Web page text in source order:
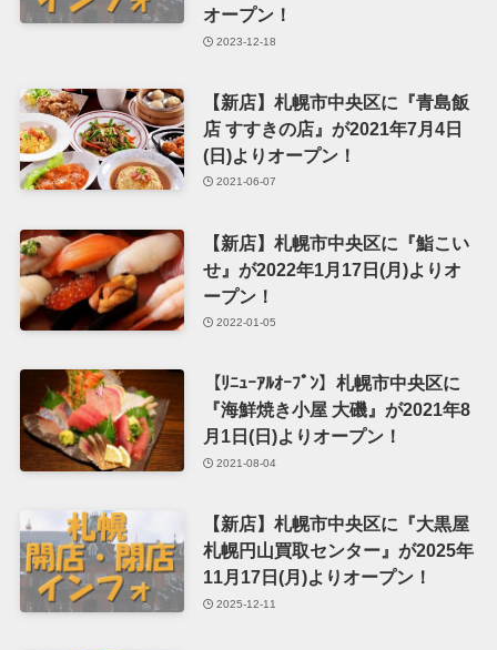
オープン！
2023-12-18
【新店】札幌市中央区に『青島飯
店 すすきの店』が2021年7月4日
(日)よりオープン！
2021-06-07
【新店】札幌市中央区に『鮨こい
せ』が2022年1月17日(月)よりオ
ープン！
2022-01-05
【ﾘﾆｭｰｱﾙｵｰﾌﾟﾝ】札幌市中央区に
『海鮮焼き小屋 大磯』が2021年8
月1日(日)よりオープン！
2021-08-04
【新店】札幌市中央区に『大黒屋
札幌円山買取センター』が2025年
11月17日(月)よりオープン！
2025-12-11